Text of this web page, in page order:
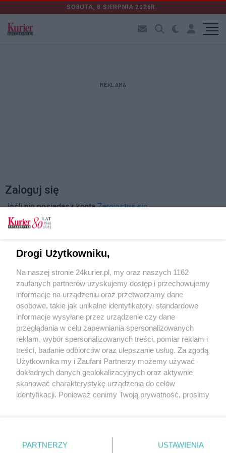
SOBOTA, 8 SIERPNIA 2026R.
REKLAMA
Zaloguj się
Jeśli nie posiadasz kontaZarejestruj się
Zapamiętać?
Zaloguj
Zapomniałem hasła
Copyright © 2022 Kurier Szczeciński sp. z o.o.
Drogi Użytkowniku,
Na naszej stronie 24kurier.pl, my oraz naszych 1162
zaufanych partnerów uzyskujemy dostęp i przechowujemy
informacje na urządzeniu oraz przetwarzamy dane
osobowe, takie jak unikalne identyfikatory, standardowe
informacje wysyłane przez urządzenie czy dane
przeglądania w celu zapewniania spersonalizowanych
reklam, wybór spersonalizowanych treści, pomiar reklam i
treści, badanie odbiorców oraz ulepszanie usług. Za zgodą
Użytkownika my i Zaufani Partnerzy możemy używać
dokładnych danych geolokalizacyjnych oraz aktywnie
skanować charakterystykę urządzenia do celów
identyfikacji. Ponieważ cenimy Twoją prywatność, prosimy
prywatności znajdujący się w lewym dolnym rogu strony
. Niektóre rodzaje przetwarzania danych nie wymagają
PARTNERZY USTAWIENIA